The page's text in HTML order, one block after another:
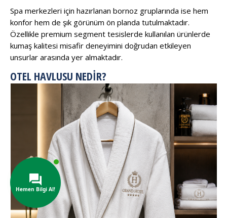
Spa merkezleri için hazırlanan bornoz gruplarında ise hem
konfor hem de şık görünüm ön planda tutulmaktadır.
Özellikle premium segment tesislerde kullanılan ürünlerde
kumaş kalitesi misafir deneyimini doğrudan etkileyen
unsurlar arasında yer almaktadır.
OTEL HAVLUSU NEDIR?